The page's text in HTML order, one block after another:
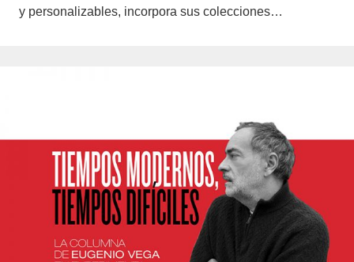
y personalizables, incorpora sus colecciones…